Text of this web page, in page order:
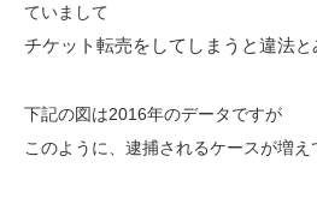
ていまして
チケット転売をしてしまうと違法と
下記の図は2016年のデータですが
このように、逮捕されるケースが増え